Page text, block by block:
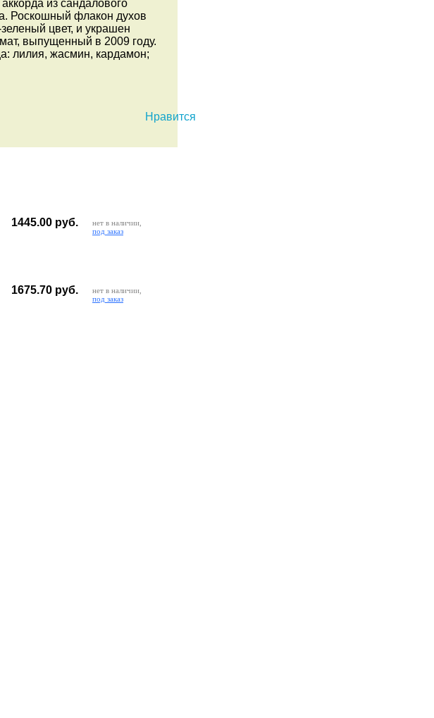
из сандалового
Роскошный флакон духов
цвет, и украшен
выпущенный в 2009 году.
лилия, жасмин, кардамон;
Нравится
1445.00 руб.
нет в наличии,
под заказ
1675.70 руб.
нет в наличии,
под заказ